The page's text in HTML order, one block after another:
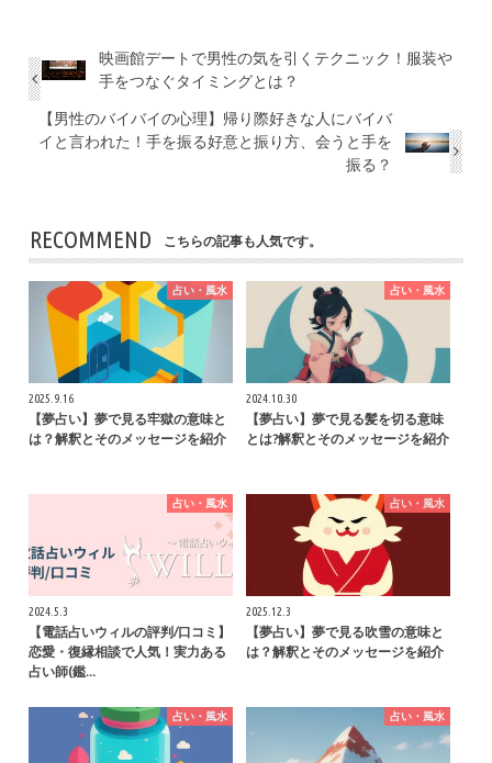
映画館デートで男性の気を引くテクニック！服装や
手をつなぐタイミングとは？
【男性のバイバイの心理】帰り際好きな人にバイバ
イと言われた！手を振る好意と振り方、会うと手を
振る？
RECOMMEND こちらの記事も人気です。
占い・風水
2025.9.16
【夢占い】夢で見る牢獄の意味と
は？解釈とそのメッセージを紹介
占い・風水
2024.10.30
【夢占い】夢で見る髪を切る意味
とは?解釈とそのメッセージを紹介
占い・風水
2024.5.3
【電話占いウィルの評判/口コミ】
恋愛・復縁相談で人気！実力ある
占い師(鑑…
占い・風水
2025.12.3
【夢占い】夢で見る吹雪の意味と
は？解釈とそのメッセージを紹介
占い・風水 占い・風水